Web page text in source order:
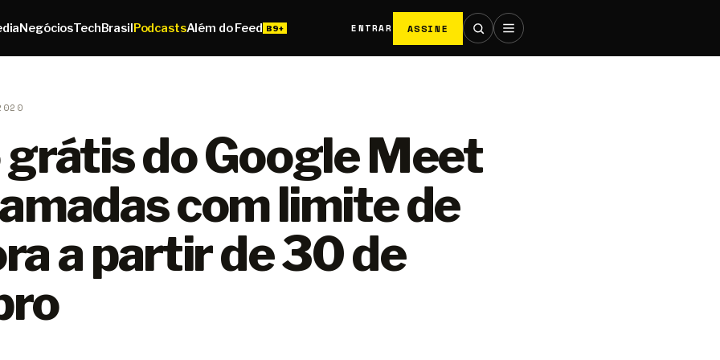
NegóciosTechBrasilPodcastsAlém do Feed ENTRAR ASSINE
grátis do Google Meet
com limite de
a partir de 30 de